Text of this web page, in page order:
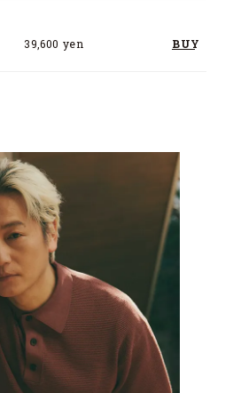
39,600 yen BUY